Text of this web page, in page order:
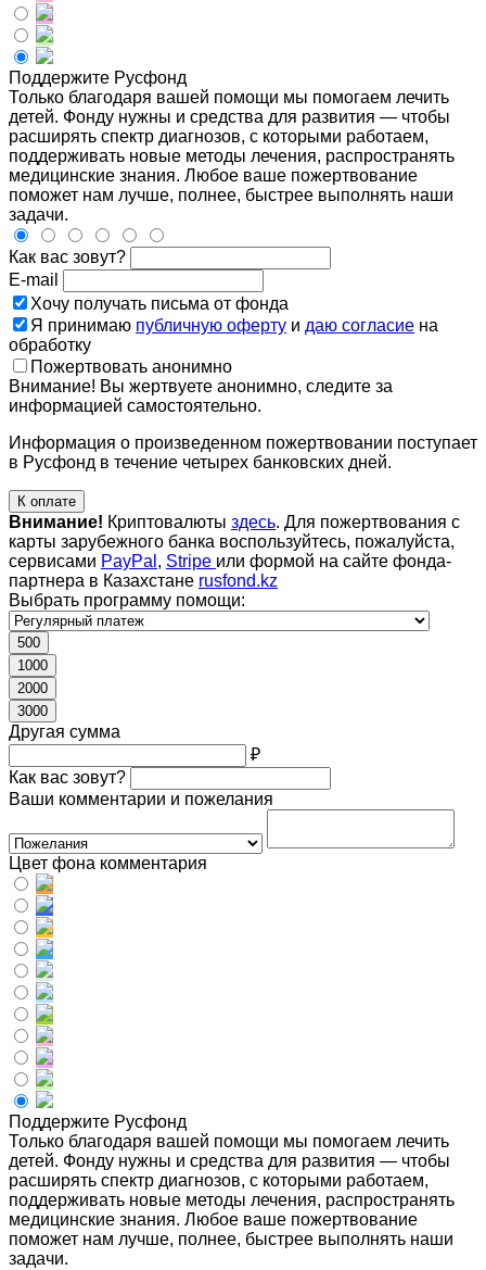
Поддержите Русфонд
Только благодаря вашей помощи мы помогаем лечить
детей. Фонду нужны и средства для развития — чтобы
расширять спектр диагнозов, с которыми работаем,
поддерживать новые методы лечения, распространять
медицинские знания. Любое ваше пожертвование
поможет нам лучше, полнее, быстрее выполнять наши
задачи.
Как вас зовут?
E-mail
Хочу получать письма от фонда
Я принимаю публичную оферту и даю согласие на
обработку
Пожертвовать анонимно
Внимание! Вы жертвуете анонимно, следите за
информацией самостоятельно.
Информация о произведенном пожертвовании поступает
в Русфонд в течение четырех банковских дней.
К оплате
Внимание! Криптовалюты здесь. Для пожертвования с
карты зарубежного банка воспользуйтесь, пожалуйста,
сервисами PayPal , Stripe или формой на сайте фонда-
партнера в Казахстане rusfond.kz
Выбрать программу помощи:
500
1000
2000
3000
Другая сумма
₽
Как вас зовут?
Ваши комментарии и пожелания
Цвет фона комментария
Поддержите Русфонд
Только благодаря вашей помощи мы помогаем лечить
детей. Фонду нужны и средства для развития — чтобы
расширять спектр диагнозов, с которыми работаем,
поддерживать новые методы лечения, распространять
медицинские знания. Любое ваше пожертвование
поможет нам лучше, полнее, быстрее выполнять наши
задачи.